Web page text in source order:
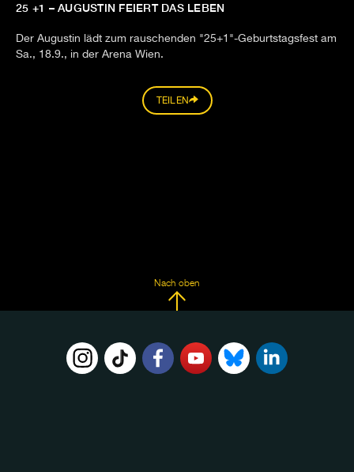
25 +1 – AUGUSTIN FEIERT DAS LEBEN
Der Augustin lädt zum rauschenden "25+1"-Geburtstagsfest am
Sa., 18.9., in der Arena Wien.
TEILEN
Nach oben